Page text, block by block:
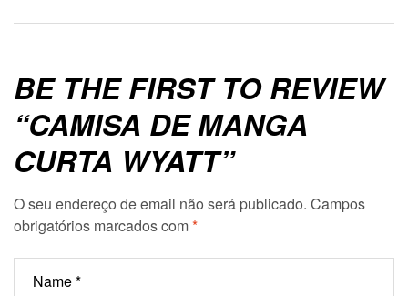
BE THE FIRST TO REVIEW
“CAMISA DE MANGA
CURTA WYATT”
O seu endereço de email não será publicado. Campos
obrigatórios marcados com*